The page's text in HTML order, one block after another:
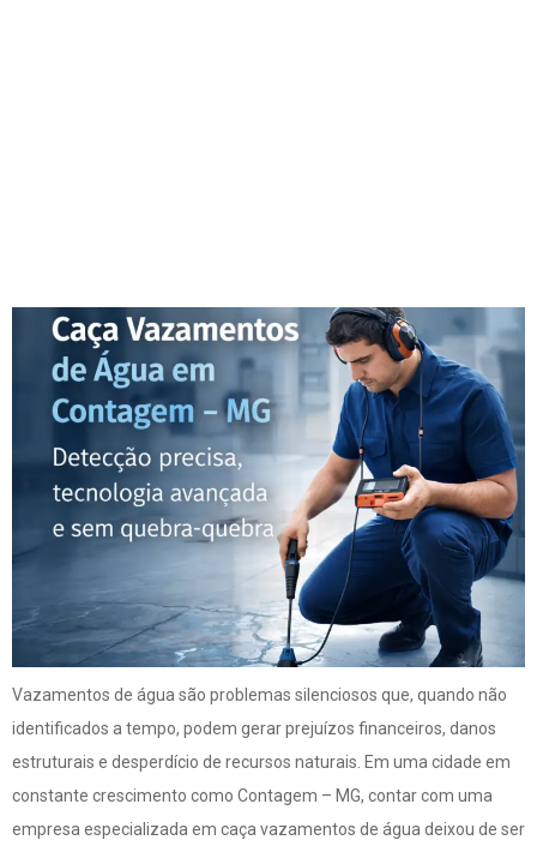
Vazamentos de água são problemas silenciosos que, quando não
identificados a tempo, podem gerar prejuízos financeiros, danos
estruturais e desperdício de recursos naturais. Em uma cidade em
constante crescimento como Contagem – MG, contar com uma
empresa especializada em caça vazamentos de água deixou de ser